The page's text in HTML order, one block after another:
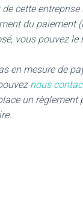
cette entreprise
du paiement
vous pouvez le
en mesure de
nous
un règlement